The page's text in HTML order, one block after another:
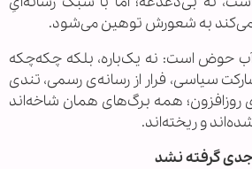
به شعورش توهین می‌شود.
حوض است: نه یک‌باره، بلکه چکه‌چکه
سیاسی، فرار از رسانه‌ی رسمی، تندی
روزافزون؛ همه برگ‌های همان شاخه‌اند
شده‌اند و ریخته‌اند.
جدی گرفته نشد